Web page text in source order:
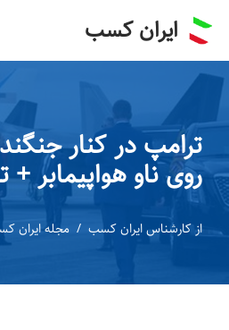
پرش
به
محتوا
ایران کسب
روی ناو هواپیمابر +
ازکارشناس ایران کسب مجله ایران